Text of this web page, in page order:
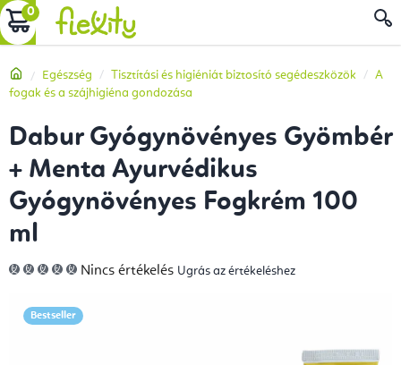
Ugrás
a
tartalomhoz
KOSÁR
Kezdőlap
Egészség Tisztítási és higiéniát biztosító segédeszközök
A
fogak és a szájhigiéna gondozása
Dabur Gyógynövényes Gyömbér
+ Menta Ayurvédikus
Gyógynövényes Fogkrém 100
ml
A
termék
5-
ből
Nincs értékelés Ugrás az értékeléshez
Bestseller